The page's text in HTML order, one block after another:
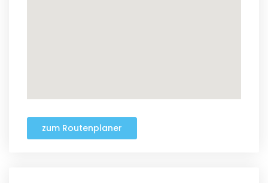
zum Routenplaner